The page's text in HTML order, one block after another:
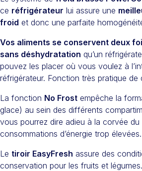
ce réfrigérateur lui assure une
froid et donc une parfaite
Vos aliments se conservent deux
sans déshydratation qu’un
pouvez les placer où vous voulez à
réfrigérateur. Fonction très pratique de
La fonction No Frost empêche la
glace) au sein des différents
vous pourrez dire adieu à la corvée
consommations d’énergie trop élevées.
Le tiroir EasyFresh assure des
conservation pour les fruits et